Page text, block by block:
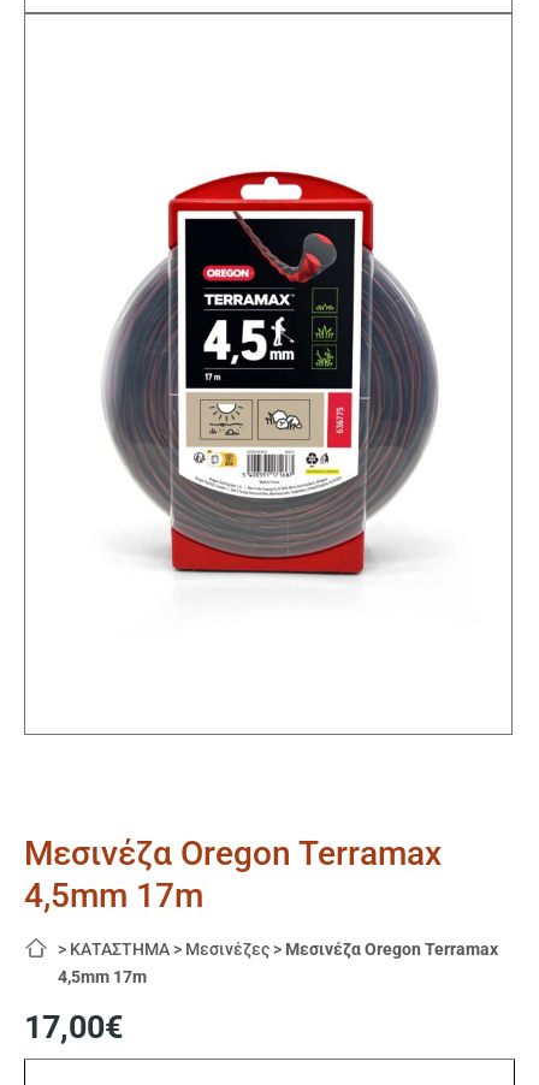
Μεσινέζα Oregon Terramax
4,5mm 17m
> ΚΑΤΑΣΤΗΜΑ > Μεσινέζες > Μεσινέζα Oregon Terramax
4,5mm 17m
17,00€